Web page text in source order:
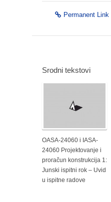
Permanent Link
Srodni tekstovi
OASA-24060 i IASA-
24060 Projektovanje i
proračun konstrukcija 1:
Junski ispitni rok – Uvid
u ispitne radove